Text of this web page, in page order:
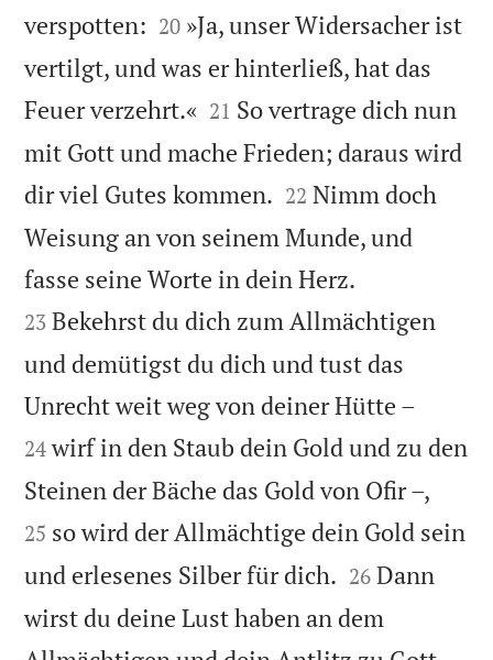
verspotten: 

20 »Ja, unser Widersacher ist
vertilgt, und was er hinterließ, hat das
Feuer verzehrt.« 

21 So vertrage dich nun
mit Gott und mache Frieden; daraus wird
dir viel Gutes kommen. 

22 Nimm doch
Weisung an von seinem Munde, und
fasse seine Worte in dein Herz.
23 Bekehrst du dich zum Allmächtigen
und demütigst du dich und tust das
Unrecht weit weg von deiner Hütte –
24 wirf in den Staub dein Gold und zu den
Steinen der Bäche das Gold von Ofir –,
25 so wird der Allmächtige dein Gold sein
und erlesenes Silber für dich. 

26 Dann
wirst du deine Lust haben an dem